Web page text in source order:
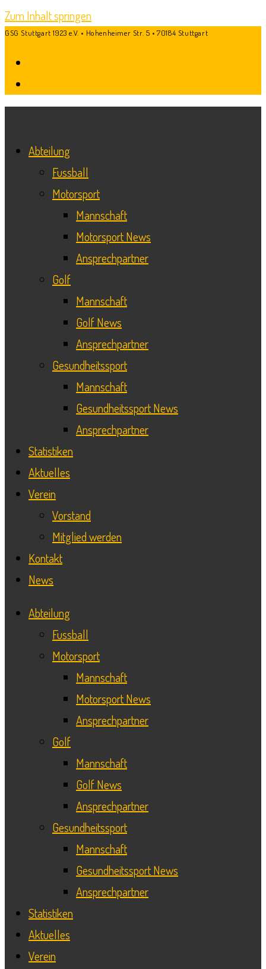
Zum Inhalt springen
GSG Stuttgart 1923 e.V. • Hohenheimer Str. 5 • 70184 Stuttgart
Abteilung
Fussball
Motorsport
Mannschaft
Motorsport News
Ansprechpartner
Golf
Mannschaft
Golf News
Ansprechpartner
Gesundheitssport
Mannschaft
Gesundheitssport News
Ansprechpartner
Statistiken
Aktuelles
Verein
Vorstand
Mitglied werden
Kontakt
News
Abteilung
Fussball
Motorsport
Mannschaft
Motorsport News
Ansprechpartner
Golf
Mannschaft
Golf News
Ansprechpartner
Gesundheitssport
Mannschaft
Gesundheitssport News
Ansprechpartner
Statistiken
Aktuelles
Verein